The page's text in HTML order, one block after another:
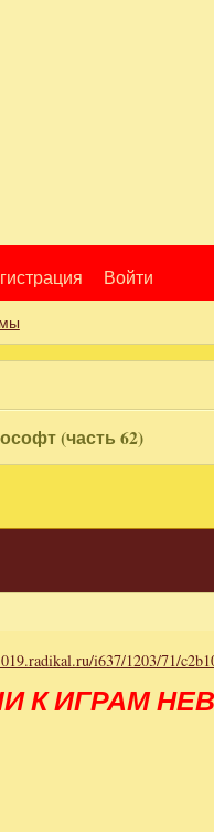
Войти
(часть 62)
К ИГРАМ